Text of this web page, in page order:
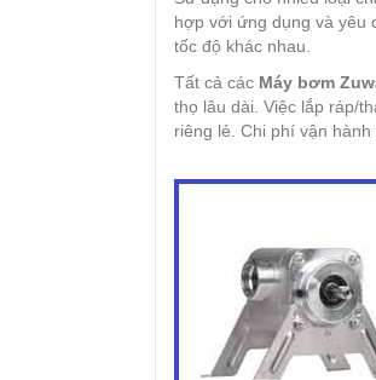
hợp với ứng dụng và yêu
tốc độ khác nhau.
Tất cả các Máy bơm
thọ lâu dài. Việc lắp ráp/
riêng lẻ. Chi phí vận hành